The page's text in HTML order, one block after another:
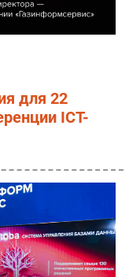
для 22
ICT-